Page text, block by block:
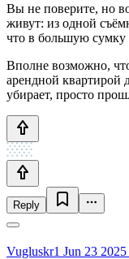
Вы не поверите, но
живут: из одной
что в большую сумку
Вполне возможно,
арендной квартирой
убирает, просто
Reply
Vugluskr1 Jun 23 2025